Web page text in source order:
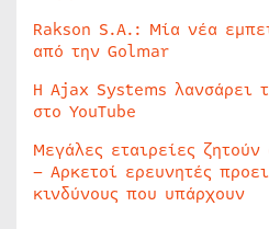
Rakson S.A.: Μία νέα
από την Golmar
Η Ajax Systems λανσάρει
στο YouTube
Μεγάλες εταιρείες
– Αρκετοί ερευνητές
κινδύνους που υπάρχουν